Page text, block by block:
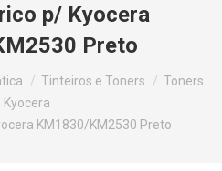
p/ Kyocera
Preto
Tinteiros e Toners
Toners
Kyocera
KM1830/KM2530 Preto